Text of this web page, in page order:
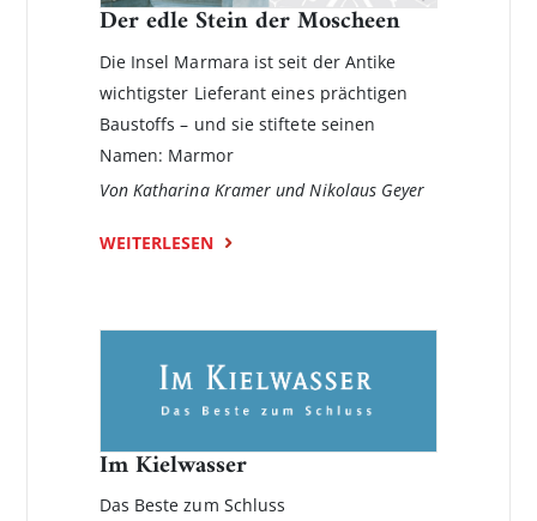
Der edle Stein der Moscheen
Die Insel Marmara ist seit der Antike
wichtigster Lieferant eines prächtigen
Baustoffs – und sie stiftete seinen
Namen: Marmor
Von Katharina Kramer und Nikolaus Geyer
WEITERLESEN
Im Kielwasser
Das Beste zum Schluss